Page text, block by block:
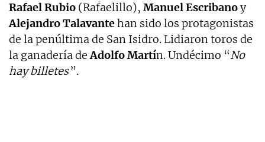
Rafael Rubio (Rafaelillo), Manuel Escribanoy
Alejandro Talavantehan sido los protagonistas
de la penúltima de San Isidro. Lidiaron toros de
la ganadería deAdolfo Martín. Undécimo “No
hay billetes”.